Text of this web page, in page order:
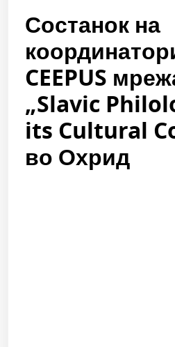
Состанок на
CEEPUS
„Slavic
its Cultural
во Охрид